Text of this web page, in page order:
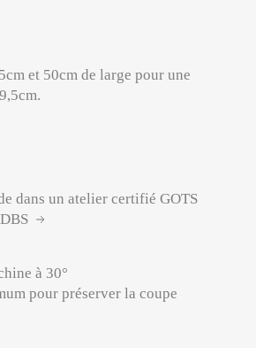
et 50cm de large pour une
dans un atelier certifié GOTS
à 30°
pour préserver la coupe